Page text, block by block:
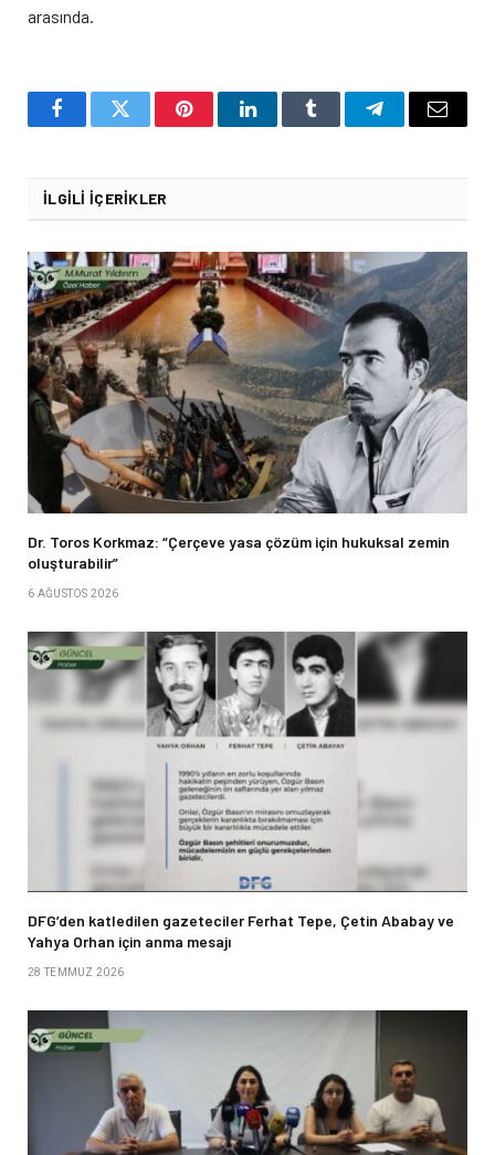
arasında.
FacebookTwitter PinterestLinkedInTumblr TelegramEmail
İLGILI İÇERIKLER
Dr. Toros Korkmaz: “Çerçeve yasa çözüm için hukuksal zemin
oluşturabilir”
6 AĞUSTOS 2026
DFG’den katledilen gazeteciler Ferhat Tepe, Çetin Ababay ve
Yahya Orhan için anma mesajı
28 TEMMUZ 2026